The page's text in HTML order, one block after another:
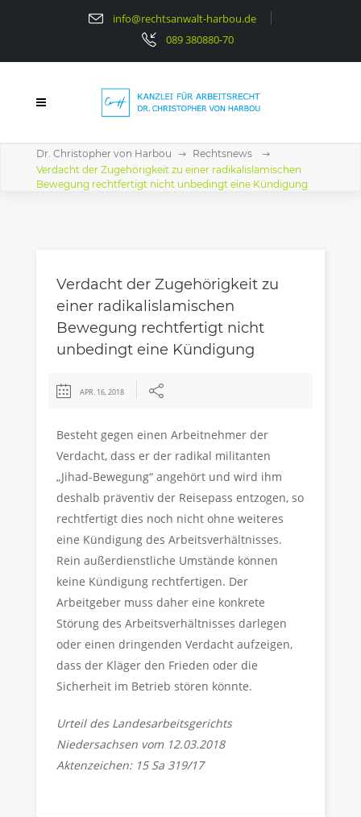
info@rechtsanwalt-harbou.de
089 380880-70
Dr. Christopher von Harbou
Rechtsnews
Verdacht der Zugehörigkeit zu einer radikalislamischen
Bewegung rechtfertigt nicht unbedingt eine Kündigung
Verdacht der Zugehörigkeit zu
einer radikalislamischen
Bewegung rechtfertigt nicht
unbedingt eine Kündigung
APR. 16, 2018
Besteht gegen einen Arbeitnehmer der
Verdacht, dass er der radikal militanten
„Jihad-Bewegung“ angehört und wird ihm
deshalb präventiv der Reisepass entzogen, so
rechtfertigt dies noch nicht ohne weiteres
eine Kündigung des Arbeitsverhältnisses.
Rein außerdienstliche Umstände können
keine Kündigung rechtfertigen. Der
Arbeitgeber muss daher eine konkrete
Störung des Arbeitsverhältnisses darlegen
oder einen dringenden Verdacht aufzeigen,
dass der Kläger den Frieden oder die
Sicherheit im Betrieb stören könnte.
Urteil des Landesarbeitsgerichts
Niedersachsen vom 12.03.2018
Aktenzeichen: 15 Sa 319/17